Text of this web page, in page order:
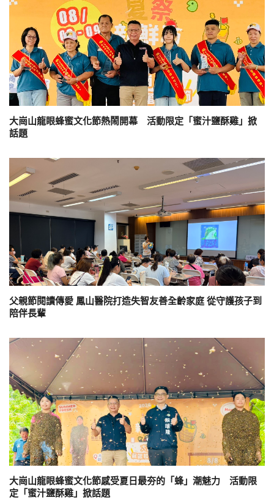
大崗山龍眼蜂蜜文化節熱鬧開幕 活動限定「蜜汁鹽酥雞」掀
話題
父親節閱讀傳愛 鳳山醫院打造失智友善全齡家庭 從守護孩子到
陪伴長輩
大崗山龍眼蜂蜜文化節感受夏日最夯的「蜂」潮魅力 活動限
定「蜜汁鹽酥雞」掀話題